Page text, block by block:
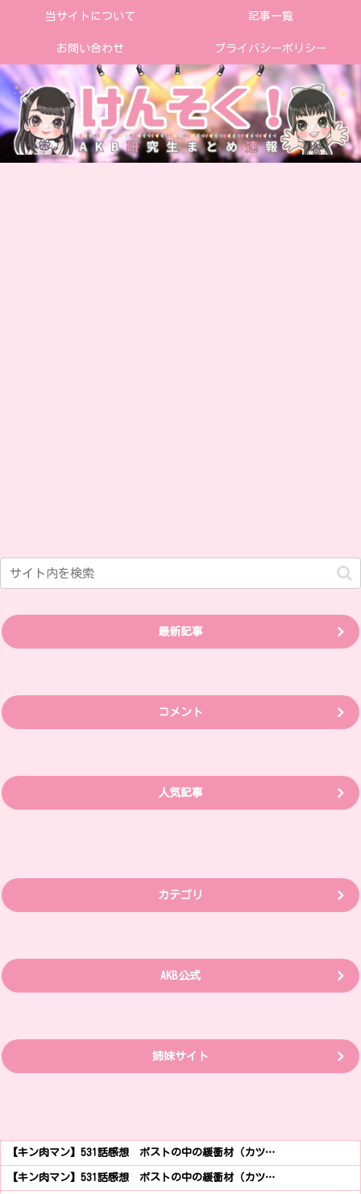
当サイトについて 記事一覧
お問い合わせ プライバシーポリシー
最新記事
コメント
人気記事
カテゴリ
AKB公式
姉妹サイト
【キン肉マン】531話感想 ポストの中の緩衝材（カツ…
【キン肉マン】531話感想 ポストの中の緩衝材（カツ…